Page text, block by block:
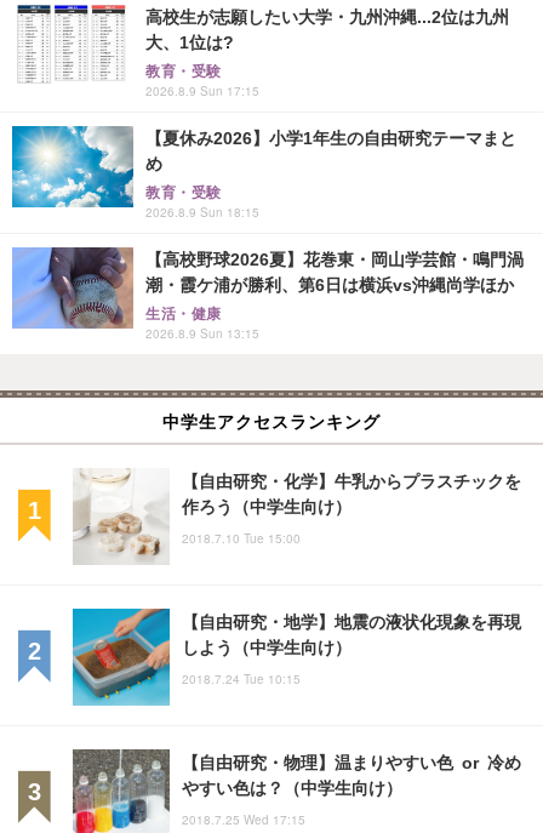
高校生が志願したい大学・九州沖縄...2位は九州
大、1位は?
教育・受験
2026.8.9 Sun 17:15
【夏休み2026】小学1年生の自由研究テーマまと
め
教育・受験
2026.8.9 Sun 18:15
【高校野球2026夏】花巻東・岡山学芸館・鳴門渦
潮・霞ケ浦が勝利、第6日は横浜vs沖縄尚学ほか
生活・健康
2026.8.9 Sun 13:15
中学生アクセスランキング
【自由研究・化学】牛乳からプラスチックを
作ろう（中学生向け）
2018.7.10 Tue 15:00
【自由研究・地学】地震の液状化現象を再現
しよう（中学生向け）
2018.7.24 Tue 10:15
【自由研究・物理】温まりやすい色 or 冷め
やすい色は？（中学生向け）
2018.7.25 Wed 17:15